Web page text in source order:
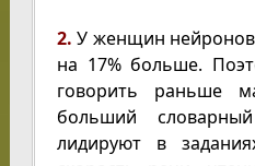
2. У женщин
на 17% больше.
говорить раньше
больший
лидируют в